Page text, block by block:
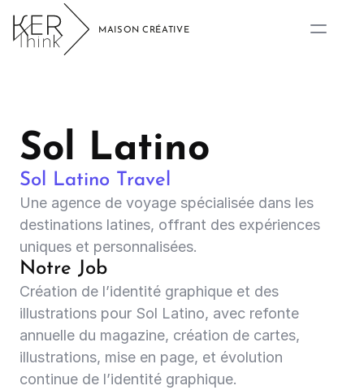
Sol Latino
Sol Latino Travel
Une agence de voyage spécialisée dans les
destinations latines, offrant des expériences
uniques et personnalisées.
Notre Job
Création de l’identité graphique et des
illustrations pour Sol Latino, avec refonte
annuelle du magazine, création de cartes,
illustrations, mise en page, et évolution
continue de l’identité graphique.